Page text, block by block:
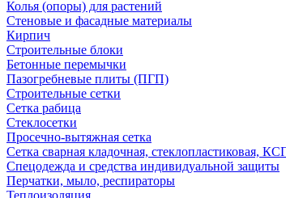
Колья (опоры) для растений
Стеновые и фасадные материалы
Кирпич
Строительные блоки
Бетонные перемычки
Пазогребневые плиты (ПГП)
Строительные сетки
Сетка рабица
Стеклосетки
Просечно-вытяжная сетка
Сетка сварная кладочная, стеклопластиковая,
Спецодежда и средства индивидуальной защиты
Перчатки, мыло, респираторы
Теплоизоляция